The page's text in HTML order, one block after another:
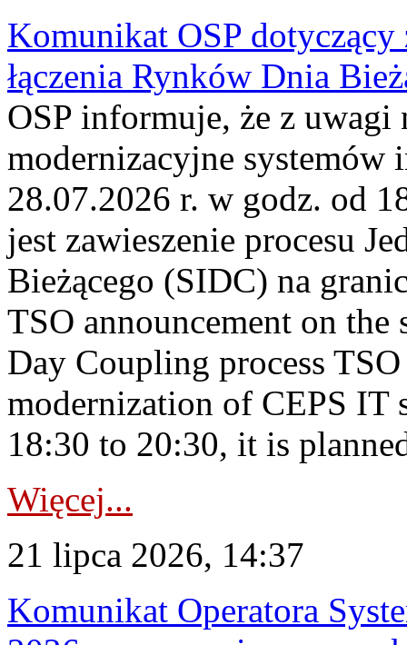
Komunikat OSP dotyczący
łączenia Rynków Dnia
OSP informuje, że z uwagi
modernizacyjne
28.07.2026 r. w godz. od
jest zawieszenie procesu
Bieżącego (SIDC) na
TSO announcement on
Day Coupling process
modernization of CEPS IT
18:30 to 20:30, it is
Więcej...
21 lipca 2026, 14:37
Komunikat Operatora